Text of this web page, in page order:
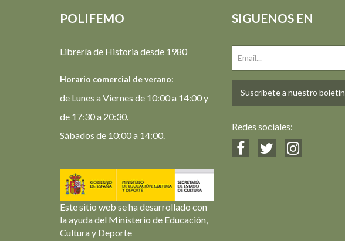
POLIFEMO
Librería de Historia desde 1980
Horario comercial de verano:
de Lunes a Viernes de 10:00 a 14:00 y
de 17:30 a 20:30.
Sábados de 10:00 a 14:00.
Este sitio web se ha desarrollado con
la ayuda del Ministerio de Educación,
Cultura y Deporte
SIGUENOS EN
Suscríbete a nuestro boletín
Redes sociales: